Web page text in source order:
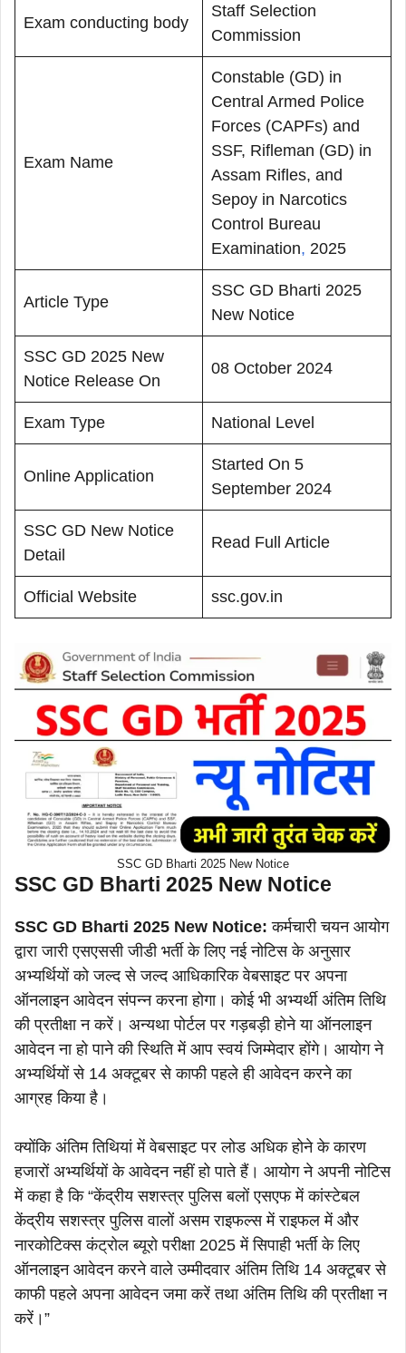
Exam conducting body
Staff Selection
Commission
Exam Name
Constable (GD) in
Central Armed Police
Forces (CAPFs) and
SSF, Rifleman (GD) in
Assam Rifles, and
Sepoy in Narcotics
Control Bureau
Examination, 2025
Article Type
SSC GD Bharti 2025
New Notice
SSC GD 2025 New
Notice Release On
08 October 2024
Exam Type National Level
Online Application
Started On 5
September 2024
SSC GD New Notice
Detail
Read Full Article
Official Website ssc.gov.in
SSC GD Bharti 2025 New Notice
SSC GD Bharti 2025 New Notice
SSC GD Bharti 2025 New Notice: कर्मचारी चयन आयोग
द्वारा जारी एसएससी जीडी भर्ती के लिए नई नोटिस के अनुसार
अभ्यर्थियों को जल्द से जल्द आधिकारिक वेबसाइट पर अपना
ऑनलाइन आवेदन संपन्न करना होगा। कोई भी अभ्यर्थी अंतिम तिथि
की प्रतीक्षा न करें। अन्यथा पोर्टल पर गड़बड़ी होने या ऑनलाइन
आवेदन ना हो पाने की स्थिति में आप स्वयं जिम्मेदार होंगे। आयोग ने
अभ्यर्थियों से 14 अक्टूबर से काफी पहले ही आवेदन करने का
आग्रह किया है।
क्योंकि अंतिम तिथियां में वेबसाइट पर लोड अधिक होने के कारण
हजारों अभ्यर्थियों के आवेदन नहीं हो पाते हैं। आयोग ने अपनी नोटिस
में कहा है कि “केंद्रीय सशस्त्र पुलिस बलों एसएफ में कांस्टेबल
केंद्रीय सशस्त्र पुलिस वालों असम राइफल्स में राइफल में और
नारकोटिक्स कंट्रोल ब्यूरो परीक्षा 2025 में सिपाही भर्ती के लिए
ऑनलाइन आवेदन करने वाले उम्मीदवार अंतिम तिथि 14 अक्टूबर से
काफी पहले अपना आवेदन जमा करें तथा अंतिम तिथि की प्रतीक्षा न
करें।”